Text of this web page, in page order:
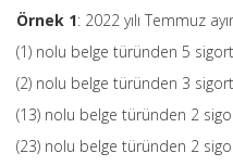
Örnek 1: 2022 yılı Temmuz
(1) nolu belge türünden 5
(2) nolu belge türünden 3
(13) nolu belge türünden 2
(23) nolu belge türünden 2